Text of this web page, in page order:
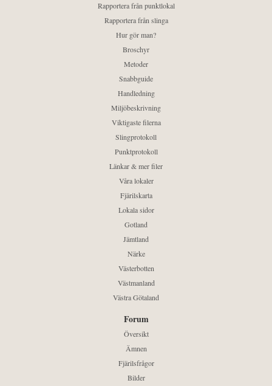
Rapportera från punktlokal
Rapportera från slinga
Hur gör man?
Broschyr
Metoder
Snabbguide
Handledning
Miljöbeskrivning
Viktigaste filerna
Slingprotokoll
Punktprotokoll
Länkar & mer filer
Våra lokaler
Fjärilskarta
Lokala sidor
Gotland
Jämtland
Närke
Västerbotten
Västmanland
Västra Götaland
Forum
Översikt
Ämnen
Fjärilsfrågor
Bilder